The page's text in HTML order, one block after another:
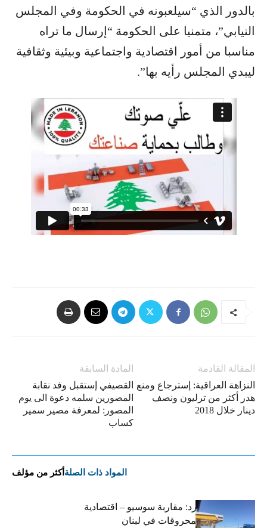
بالدور الذي “سيلعبونه في الحكومة وفي المجلس
النيابي”، متمنيا على الحكومة “إرسال ما تراه
مناسبا من أمور اقتصادية واجتماعية وبيئية وثقافية
ليبدي المجلس رأيه بها”.
المادة السابقة
القصيفي إستقبل وفد نقابة
المصورين سلمه دعوة الى يوم
المصور: لمعرفة مصير سمير
كساب
المقالة القادمة
النزاهة العراقية: إسترجاع ومنع
هدر أكثر من ترليون ونصف
دينار خلال 2018
المواد ذات الصلة أكثر من مؤلف
التضخم المستورد: مقاربة سوسيو – اقتصادية
لارتفاع أسعار المحروقات في لبنان